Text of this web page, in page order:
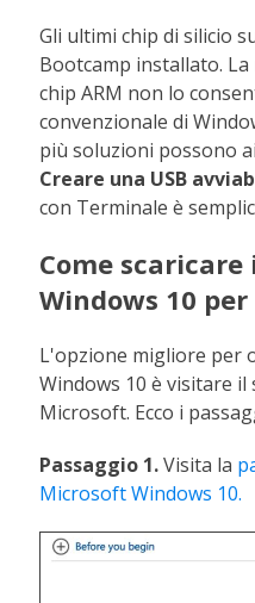
Gli ultimi chip di silicio
Bootcamp installato.
chip ARM non lo
convenzionale di
più soluzioni possono
Creare una USB
con Terminale è
Come scaricare
Windows 10
L'opzione migliore per
Windows 10 è visitare
Microsoft. Ecco i
Passaggio 1.Visita la
Microsoft Windows 10.